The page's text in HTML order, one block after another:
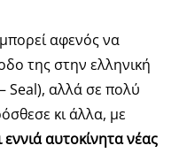
αφενός να
της στην ελληνική
Seal), αλλά σε πολύ
κι άλλα, με
εννιά αυτοκίνητα νέας